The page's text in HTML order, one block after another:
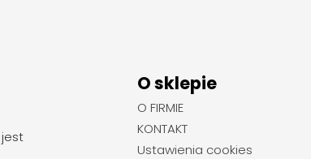
O sklepie
O FIRMIE
KONTAKT
Ustawienia cookies